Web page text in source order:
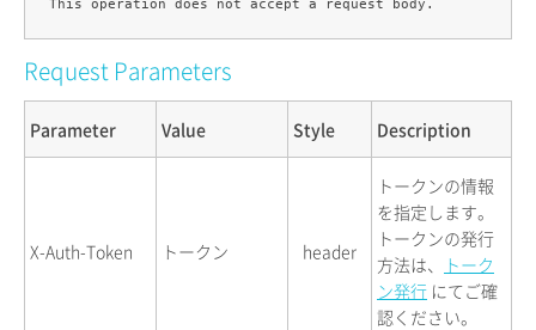
Request Parameters
Parameter Value Style Description
X-Auth-Token トークン header
トークンの情報
を指定します。
トークンの発行
方法は、
トーク
ン発行 にてご確
認ください。